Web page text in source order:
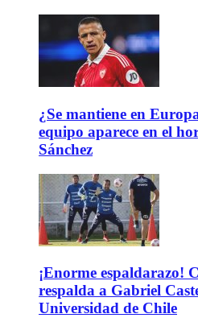
¿Se mantiene en
equipo aparece en el
Sánchez
¡Enorme espaldarazo!
respalda a Gabriel
Universidad de Chile